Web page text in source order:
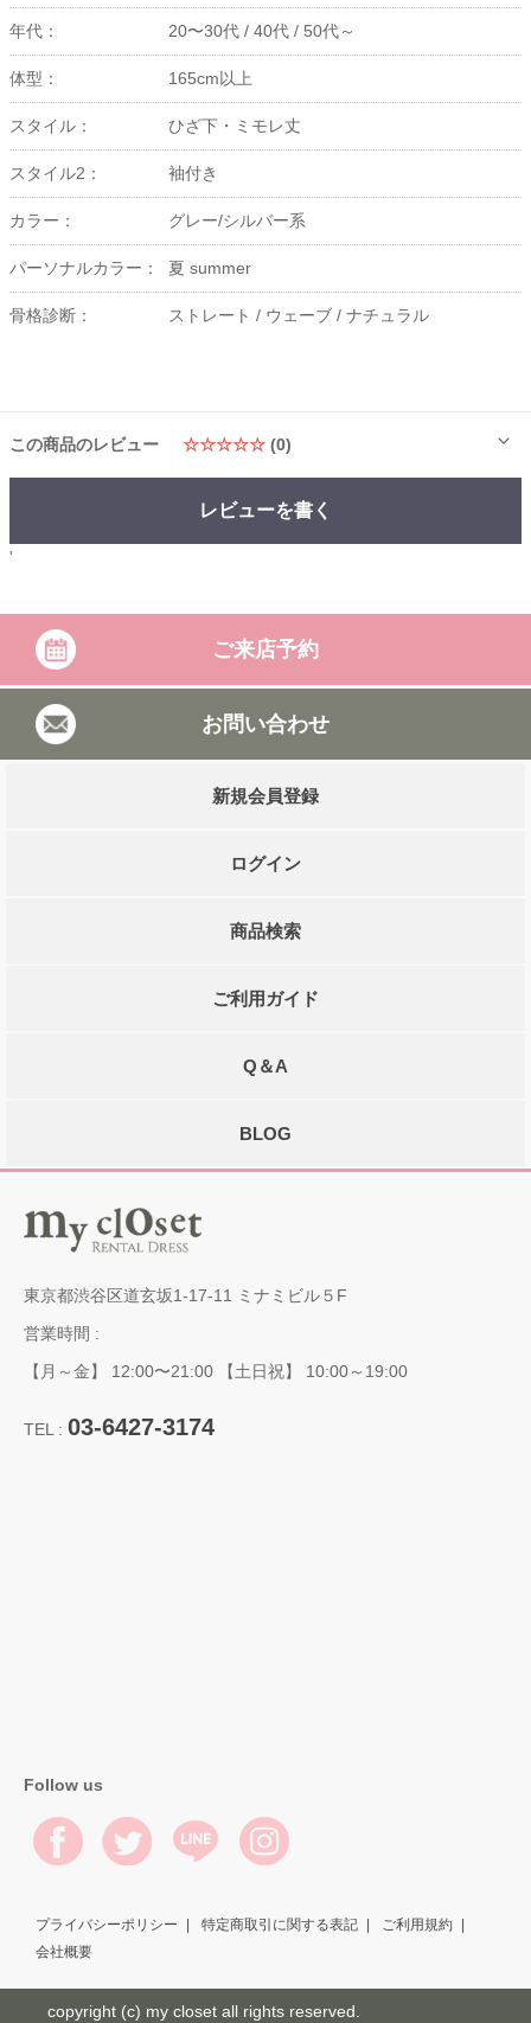
年代： 20〜30代 / 40代 / 50代～
体型： 165cm以上
スタイル： ひざ下・ミモレ丈
スタイル2： 袖付き
カラー： グレー/シルバー系
パーソナルカラー： 夏 summer
骨格診断： ストレート / ウェーブ / ナチュラル
この商品のレビュー ☆☆☆☆☆ (0)
レビューを書く
'
ご来店予約
お問い合わせ
新規会員登録
ログイン
商品検索
ご利用ガイド
Q＆A
BLOG
東京都渋谷区道玄坂1-17-11 ミナミビル５F
営業時間 :
【月～金】 12:00〜21:00 【土日祝】 10:00～19:00
TEL : 03-6427-3174
Follow us
プライバシーポリシー 特定商取引に関する表記
ご利用規約
会社概要
copyright (c) my closet all rights reserved.